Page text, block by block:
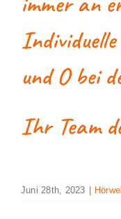
und O bei
Ihr Team
Juni 28th, 2023